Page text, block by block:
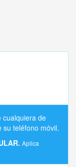
cualquiera de
su teléfono móvil.
Aplica